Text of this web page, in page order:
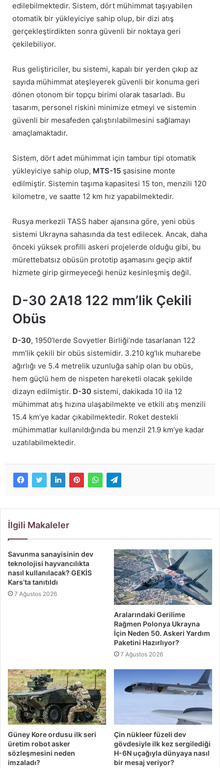
edilebilmektedir. Sistem, dört mühimmat taşıyabilen
otomatik bir yükleyiciye sahip olup, bir dizi atış
gerçekleştirdikten sonra güvenli bir noktaya geri
çekilebiliyor.
Rus geliştiriciler, bu sistemi, kapalı bir yerden çıkıp az
sayıda mühimmat ateşleyerek güvenli bir konuma geri
dönen otonom bir topçu birimi olarak tasarladı. Bu
tasarım, personel riskini minimize etmeyi ve sistemin
güvenli bir mesafeden çalıştırılabilmesini sağlamayı
amaçlamaktadır.
Sistem, dört adet mühimmat için tambur tipi otomatik
yükleyiciye sahip olup, MTS-15 şasisine monte
edilmiştir. Sistemin taşıma kapasitesi 15 ton, menzili 120
kilometre, ve saatte 12 km hız yapabilmektedir.
Rusya merkezli TASS haber ajansına göre, yeni obüs
sistemi Ukrayna sahasında da test edilecek. Ancak, daha
önceki yüksek profilli askeri projelerde olduğu gibi, bu
mürettebatsız obüsün prototip aşamasını geçip aktif
hizmete girip girmeyeceği henüz kesinleşmiş değil.
D-30 2A18 122 mm’lik Çekili
Obüs
D-30, 1950’lerde Sovyetler Birliği’nde tasarlanan 122
mm’lik çekili bir obüs sistemidir. 3.210 kg’lık muharebe
ağırlığı ve 5.4 metrelik uzunluğa sahip olan bu obüs,
hem güçlü hem de nispeten hareketli olacak şekilde
dizayn edilmiştir. D-30 sistemi, dakikada 10 ila 12
mühimmat atış hızına ulaşabilmekte ve etkili atış menzili
15.4 km’ye kadar çıkabilmektedir. Roket destekli
mühimmatlar kullanıldığında bu menzil 21.9 km’ye kadar
uzatılabilmektedir.
İlgili Makaleler
Savunma sanayisinin dev
teknolojisi hayvancılıkta
nasıl kullanılacak? GEKİS
Kars’ta tanıtıldı
7 Ağustos 2026
Aralarındaki Gerilime
Rağmen Polonya Ukrayna
İçin Neden 50. Askeri Yardım
Paketini Hazırlıyor?
7 Ağustos 2026
Güney Kore ordusu ilk seri
üretim robot asker
sözleşmesini neden
imzaladı?
Çin nükleer füzeli dev
gövdesiyle ilk kez sergilediği
H-6N uçağıyla dünyaya nasıl
bir mesaj veriyor?